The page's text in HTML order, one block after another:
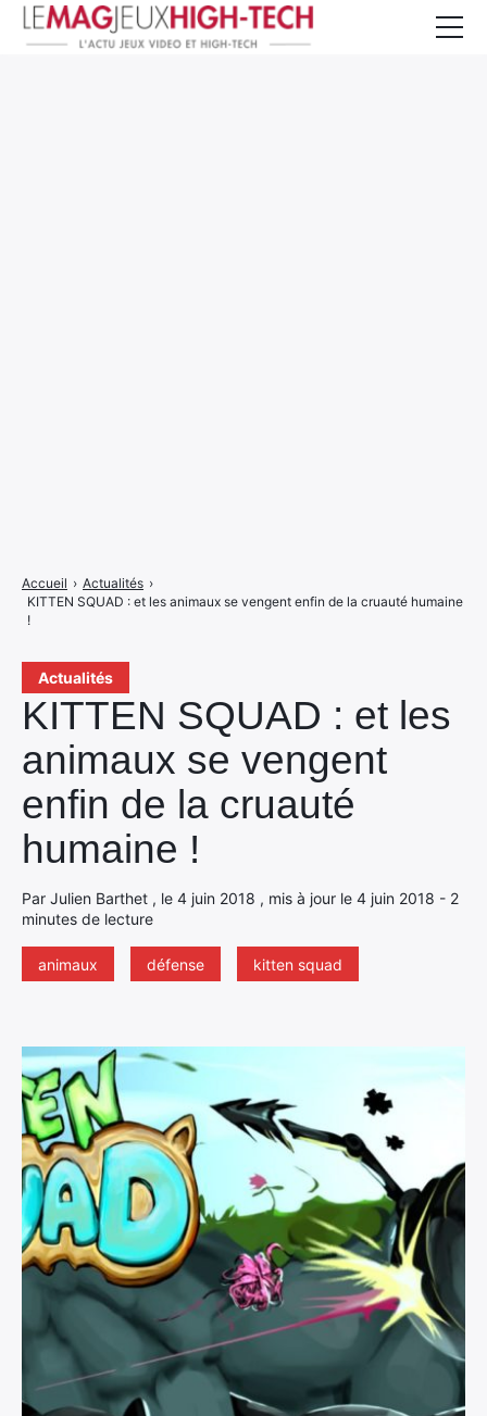
Actualités
KITTEN SQUAD : et les
animaux se vengent
enfin de la cruauté
humaine !
Par Julien Barthet , le 4 juin 2018 , mis à jour le 4 juin 2018 - 2
minutes de lecture
animaux défense kitten squad
Accueil › Actualités ›
KITTEN SQUAD : et les animaux se vengent enfin de la cruauté humaine
!